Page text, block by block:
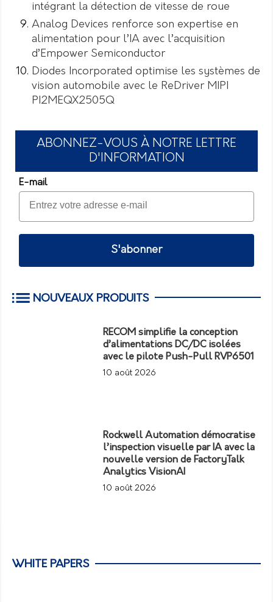
intégrant la détection de vitesse de roue
Analog Devices renforce son expertise en
alimentation pour l’IA avec l’acquisition
d’Empower Semiconductor
Diodes Incorporated optimise les systèmes de
vision automobile avec le ReDriver MIPI
PI2MEQX2505Q
ABONNEZ-VOUS À NOTRE LETTRE
D'INFORMATION
E-mail
S'abonner
NOUVEAUX PRODUITS
RECOM simplifie la conception
d’alimentations DC/DC isolées
avec le pilote Push-Pull RVP6501
10 août 2026
Rockwell Automation démocratise
l’inspection visuelle par IA avec la
nouvelle version de FactoryTalk
Analytics VisionAI
10 août 2026
WHITE PAPERS